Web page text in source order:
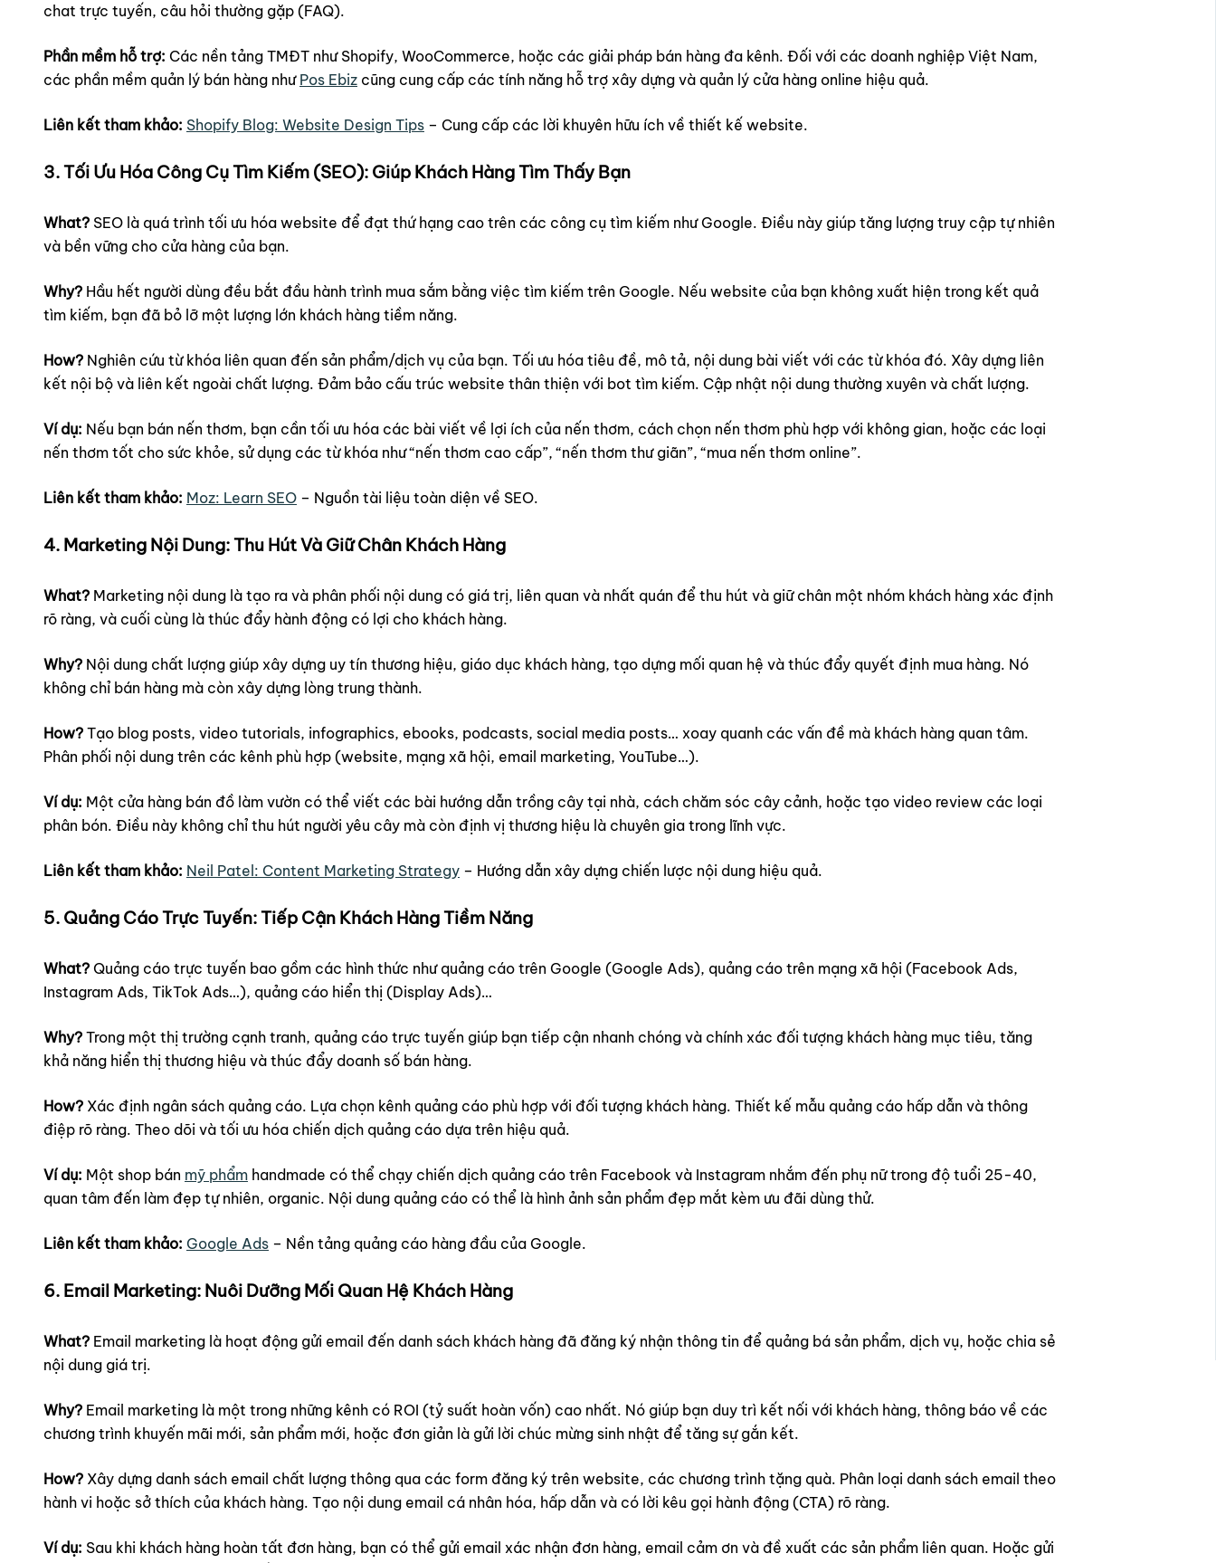
chat trực tuyến, câu hỏi thường gặp (FAQ).
Phần mềm hỗ trợ: Các nền tảng TMĐT như Shopify, WooCommerce, hoặc các giải pháp bán hàng đa kênh. Đối với các doanh nghiệp Việt Nam,
các phần mềm quản lý bán hàng như Pos Ebiz cũng cung cấp các tính năng hỗ trợ xây dựng và quản lý cửa hàng online hiệu quả.
Liên kết tham khảo: Shopify Blog: Website Design Tips – Cung cấp các lời khuyên hữu ích về thiết kế website.
3. Tối Ưu Hóa Công Cụ Tìm Kiếm (SEO): Giúp Khách Hàng Tìm Thấy Bạn
What? SEO là quá trình tối ưu hóa website để đạt thứ hạng cao trên các công cụ tìm kiếm như Google. Điều này giúp tăng lượng truy cập tự nhiên
và bền vững cho cửa hàng của bạn.
Why? Hầu hết người dùng đều bắt đầu hành trình mua sắm bằng việc tìm kiếm trên Google. Nếu website của bạn không xuất hiện trong kết quả
tìm kiếm, bạn đã bỏ lỡ một lượng lớn khách hàng tiềm năng.
How? Nghiên cứu từ khóa liên quan đến sản phẩm/dịch vụ của bạn. Tối ưu hóa tiêu đề, mô tả, nội dung bài viết với các từ khóa đó. Xây dựng liên
kết nội bộ và liên kết ngoài chất lượng. Đảm bảo cấu trúc website thân thiện với bot tìm kiếm. Cập nhật nội dung thường xuyên và chất lượng.
Ví dụ: Nếu bạn bán nến thơm, bạn cần tối ưu hóa các bài viết về lợi ích của nến thơm, cách chọn nến thơm phù hợp với không gian, hoặc các loại
nến thơm tốt cho sức khỏe, sử dụng các từ khóa như “nến thơm cao cấp”, “nến thơm thư giãn”, “mua nến thơm online”.
Liên kết tham khảo: Moz: Learn SEO – Nguồn tài liệu toàn diện về SEO.
4. Marketing Nội Dung: Thu Hút Và Giữ Chân Khách Hàng
What? Marketing nội dung là tạo ra và phân phối nội dung có giá trị, liên quan và nhất quán để thu hút và giữ chân một nhóm khách hàng xác định
rõ ràng, và cuối cùng là thúc đẩy hành động có lợi cho khách hàng.
Why? Nội dung chất lượng giúp xây dựng uy tín thương hiệu, giáo dục khách hàng, tạo dựng mối quan hệ và thúc đẩy quyết định mua hàng. Nó
không chỉ bán hàng mà còn xây dựng lòng trung thành.
How? Tạo blog posts, video tutorials, infographics, ebooks, podcasts, social media posts… xoay quanh các vấn đề mà khách hàng quan tâm.
Phân phối nội dung trên các kênh phù hợp (website, mạng xã hội, email marketing, YouTube…).
Ví dụ: Một cửa hàng bán đồ làm vườn có thể viết các bài hướng dẫn trồng cây tại nhà, cách chăm sóc cây cảnh, hoặc tạo video review các loại
phân bón. Điều này không chỉ thu hút người yêu cây mà còn định vị thương hiệu là chuyên gia trong lĩnh vực.
Liên kết tham khảo: Neil Patel: Content Marketing Strategy – Hướng dẫn xây dựng chiến lược nội dung hiệu quả.
5. Quảng Cáo Trực Tuyến: Tiếp Cận Khách Hàng Tiềm Năng
What? Quảng cáo trực tuyến bao gồm các hình thức như quảng cáo trên Google (Google Ads), quảng cáo trên mạng xã hội (Facebook Ads,
Instagram Ads, TikTok Ads…), quảng cáo hiển thị (Display Ads)…
Why? Trong một thị trường cạnh tranh, quảng cáo trực tuyến giúp bạn tiếp cận nhanh chóng và chính xác đối tượng khách hàng mục tiêu, tăng
khả năng hiển thị thương hiệu và thúc đẩy doanh số bán hàng.
How? Xác định ngân sách quảng cáo. Lựa chọn kênh quảng cáo phù hợp với đối tượng khách hàng. Thiết kế mẫu quảng cáo hấp dẫn và thông
điệp rõ ràng. Theo dõi và tối ưu hóa chiến dịch quảng cáo dựa trên hiệu quả.
Ví dụ: Một shop bán mỹ phẩm handmade có thể chạy chiến dịch quảng cáo trên Facebook và Instagram nhắm đến phụ nữ trong độ tuổi 25-40,
quan tâm đến làm đẹp tự nhiên, organic. Nội dung quảng cáo có thể là hình ảnh sản phẩm đẹp mắt kèm ưu đãi dùng thử.
Liên kết tham khảo: Google Ads – Nền tảng quảng cáo hàng đầu của Google.
6. Email Marketing: Nuôi Dưỡng Mối Quan Hệ Khách Hàng
What? Email marketing là hoạt động gửi email đến danh sách khách hàng đã đăng ký nhận thông tin để quảng bá sản phẩm, dịch vụ, hoặc chia sẻ
nội dung giá trị.
Why? Email marketing là một trong những kênh có ROI (tỷ suất hoàn vốn) cao nhất. Nó giúp bạn duy trì kết nối với khách hàng, thông báo về các
chương trình khuyến mãi mới, sản phẩm mới, hoặc đơn giản là gửi lời chúc mừng sinh nhật để tăng sự gắn kết.
How? Xây dựng danh sách email chất lượng thông qua các form đăng ký trên website, các chương trình tặng quà. Phân loại danh sách email theo
hành vi hoặc sở thích của khách hàng. Tạo nội dung email cá nhân hóa, hấp dẫn và có lời kêu gọi hành động (CTA) rõ ràng.
Ví dụ: Sau khi khách hàng hoàn tất đơn hàng, bạn có thể gửi email xác nhận đơn hàng, email cảm ơn và đề xuất các sản phẩm liên quan. Hoặc gửi